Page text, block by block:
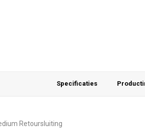
Specificaties
Retoursluiting